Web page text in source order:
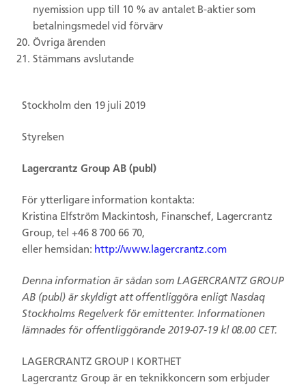
nyemission upp till 10 % av antalet B-aktier som
betalningsmedel vid förvärv
Övriga ärenden
Stämmans avslutande
Stockholm den 19 juli 2019
Styrelsen
Lagercrantz Group AB (publ)
För ytterligare information kontakta:
Kristina Elfström Mackintosh, Finanschef, Lagercrantz
Group, tel +46 8 700 66 70,
eller hemsidan: http://www.lagercrantz.com
Denna information är sådan som LAGERCRANTZ GROUP
AB (publ) är skyldigt att offentliggöra enligt Nasdaq
Stockholms Regelverk för emittenter.Informationen
lämnades för offentliggörande 2019-07-19 kl 08.00 CET.
LAGERCRANTZ GROUP I KORTHET
Lagercrantz Group är en teknikkoncern som erbjuder